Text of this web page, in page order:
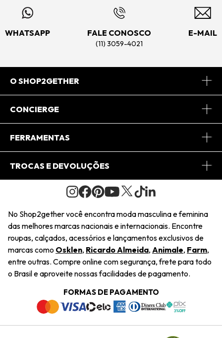
WHATSAPP FALE CONOSCO
(11) 3059-4021
E-MAIL
O SHOP2GETHER
Sobre Nós
Journal
Saiu na Mídia
Sustentabilidade
Navegando
Termos e Condições
Trabalhe Conosco
CONCIERGE
Central de Relacionamento
Regulamento e Promoções
FERRAMENTAS
Minha Conta
Pedido de Presente
Wishlist
TROCAS E DEVOLUÇÕES
Condições Gerais
Troca Fácil
Restituição de Pagamento
Dúvidas Frequentes
Termos e Condições
Política de Privacidade
No Shop2gether você encontra moda masculina e feminina
das melhores marcas nacionais e internacionais. Encontre
roupas, calçados, acessórios e lançamentos exclusivos de
marcas como Osklen, Ricardo Almeida, Animale, Farm,
entre outras. Compre online com segurança, frete para todo
o Brasil e aproveite nossas facilidades de pagamento.
FORMAS DE PAGAMENTO